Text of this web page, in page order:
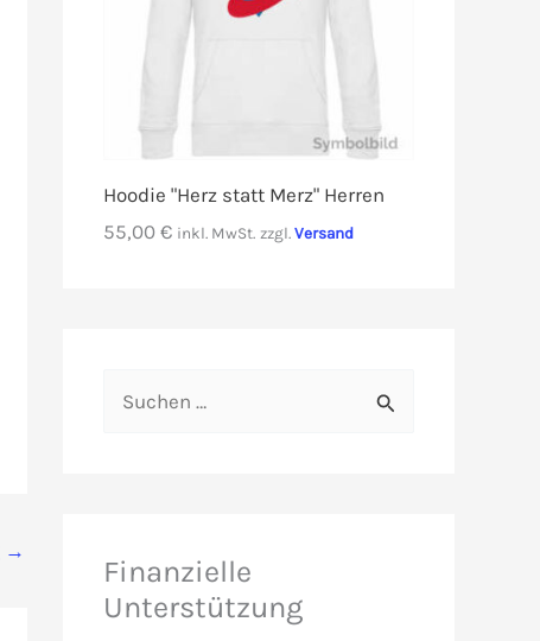
→
Hoodie "Herz statt Merz" Herren
55,00 € inkl. MwSt. zzgl. Versand
n
Finanzielle
Unterstützung